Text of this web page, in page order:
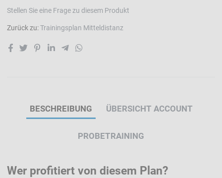
Stellen Sie eine Frage zu diesem Produkt
Zurück zu:Trainingsplan Mitteldistanz
BESCHREIBUNG ÜBERSICHT ACCOUNT
PROBETRAINING
Wer profitiert von diesem Plan?